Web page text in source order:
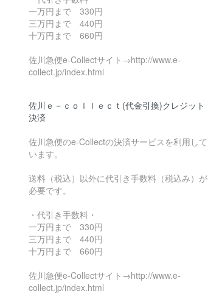
一万円まで 330円
三万円まで 440円
十万円まで 660円
佐川急便e-Collectサイト→http://www.e-
collect.jp/index.html
佐川ｅ－ｃｏｌｌｅｃｔ(代金引換)クレジット
決済
佐川急便のe-Collectの決済サービスを利用して
います。
送料（税込）以外に代引き手数料（税込み）が
必要です。
・代引き手数料・
一万円まで 330円
三万円まで 440円
十万円まで 660円
佐川急便e-Collectサイト→http://www.e-
collect.jp/index.html